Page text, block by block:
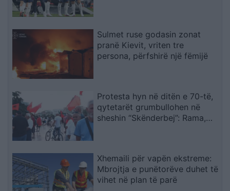
Sulmet ruse godasin zonat
pranë Kievit, vriten tre
persona, përfshirë një fëmijë
Protesta hyn në ditën e 70-të,
qytetarët grumbullohen në
sheshin “Skënderbej”: Rama,
Xhemaili për vapën ekstreme:
Mbrojtja e punëtorëve duhet të
vihet në plan të parë